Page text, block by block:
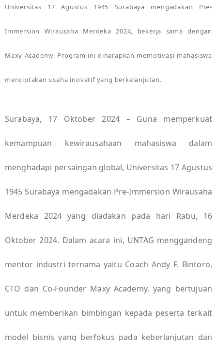
Universitas 17 Agustus 1945 Surabaya mengadakan Pre-
Immersion Wirausaha Merdeka 2024, bekerja sama dengan
Maxy Academy. Program ini diharapkan memotivasi mahasiswa
menciptakan usaha inovatif yang berkelanjutan.
Surabaya, 17 Oktober 2024 – Guna memperkuat
kemampuan kewirausahaan mahasiswa dalam
menghadapi persaingan global, Universitas 17 Agustus
1945 Surabaya mengadakan Pre-Immersion Wirausaha
Merdeka 2024 yang diadakan pada hari Rabu, 16
Oktober 2024. Dalam acara ini, UNTAG menggandeng
mentor industri ternama yaitu Coach Andy F. Bintoro,
CTO dan Co-Founder Maxy Academy, yang bertujuan
untuk memberikan bimbingan kepada peserta terkait
model bisnis yang berfokus pada keberlanjutan dan